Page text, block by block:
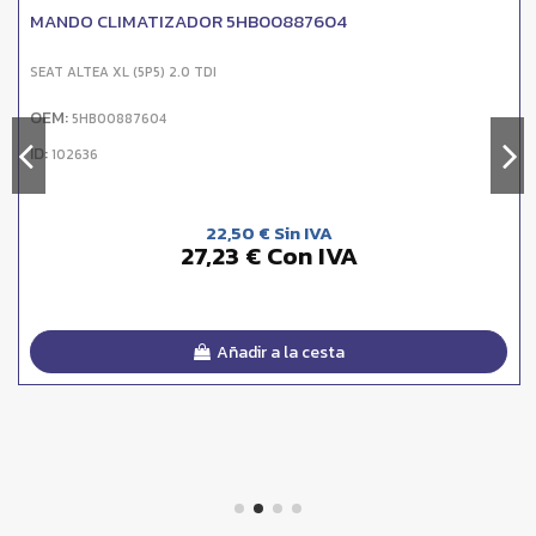
MANDO CLIMATIZADOR 5HB00887604
SEAT ALTEA XL (5P5) 2.0 TDI
OEM: 5HB00887604
ID:102636
22,50 € Sin IVA
27,23 € Con IVA
Añadir a la cesta